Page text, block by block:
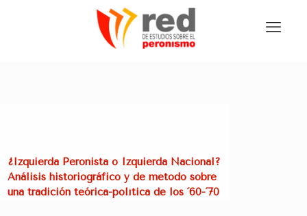
¿Izquierda Peronista o Izquierda Nacional?
Análisis historiográfico y de método sobre
una tradición teórica-política de los ´60-´70